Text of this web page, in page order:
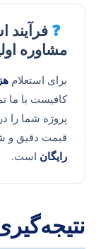
❓ فرآیند
مشاوره
برای استعلام
کافیست با ما
پروژه شما را
قیمت دقیق و
رایگان است.